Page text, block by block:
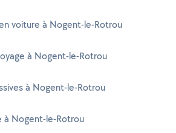
voiture à Nogent-le-Rotrou
à Nogent-le-Rotrou
à Nogent-le-Rotrou
à Nogent-le-Rotrou